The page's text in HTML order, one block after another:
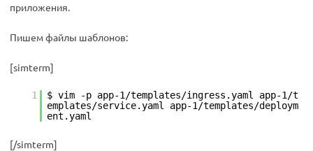
приложения.
Пишем файлы шаблонов:
[simterm]
1
$ vim -p app-1/templates/ingress.yaml app-1/t
emplates/service.yaml app-1/templates/deploym
ent.yaml
[/simterm]